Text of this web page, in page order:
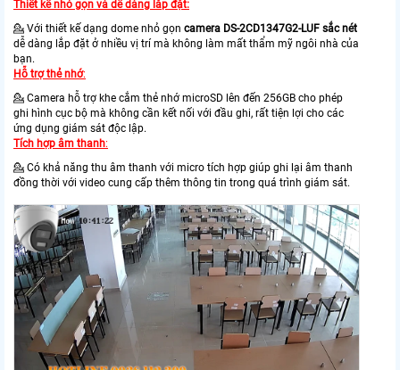
Thiết kế nhỏ gọn và dễ dàng lắp đặt:
💁 Với thiết kế dạng dome nhỏ gọn camera DS-2CD1347G2-LUF sắc nét
dễ dàng lắp đặt ở nhiều vị trí mà không làm mất thẩm mỹ ngôi nhà của
bạn.
Hỗ trợ thẻ nhớ:
💁 Camera hỗ trợ khe cắm thẻ nhớ microSD lên đến 256GB cho phép
ghi hình cục bộ mà không cần kết nối với đầu ghi, rất tiện lợi cho các
ứng dụng giám sát độc lập.
Tích hợp âm thanh:
💁 Có khả năng thu âm thanh với micro tích hợp giúp ghi lại âm thanh
đồng thời với video cung cấp thêm thông tin trong quá trình giám sát.